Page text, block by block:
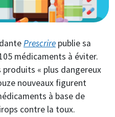
Prescrire publie sa
médicaments à éviter.
produits « plus dangereux
nouveaux figurent
à base de
contre la toux.